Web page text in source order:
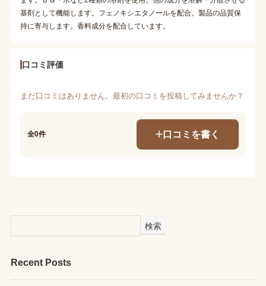
基剤として機能します。フェノキシエタノールを配合。製品の品質保
持に寄与します。香料成分を配合しています。
口コミ評価
まだ口コミはありません。最初の口コミを投稿してみませんか？
全0件 口コミを書く
検索
Recent Posts